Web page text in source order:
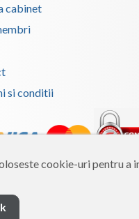
cookie-uri pentru a
cabinet
si conditii
2026 Reframing SRL
scratch with